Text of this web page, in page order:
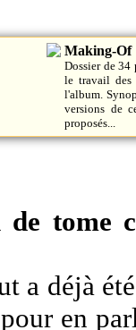
Making-Of
Dossier de 34
le travail des
l'album.
versions de
proposés...
tome
a déjà
en